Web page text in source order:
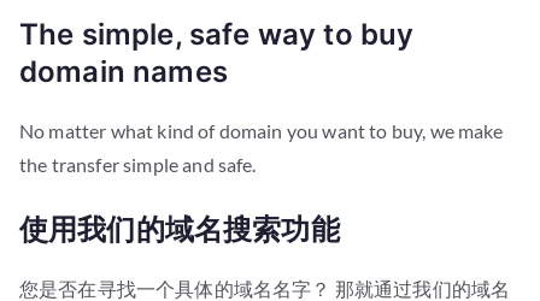
The simple, safe way to buy
domain names
No matter what kind of domain you want to buy, we make
the transfer simple and safe.
使用我们的域名搜索功能
您是否在寻找一个具体的域名名字？ 那就通过我们的域名